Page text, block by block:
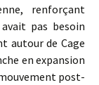
renforçant
pas besoin
autour de Cage
en expansion
post-